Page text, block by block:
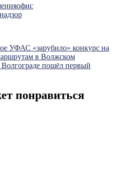
офис
УФАС «зарубило» конкурс на
в Волжском
Волгограде пошёл первый
понравиться